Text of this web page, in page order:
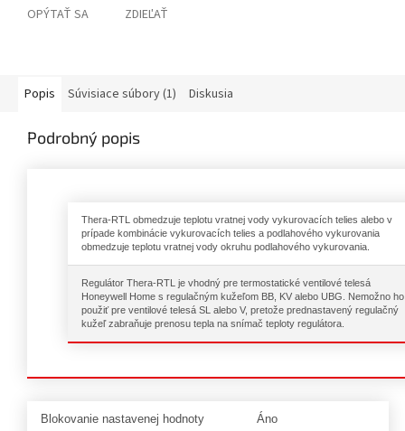
OPÝTAŤ SA ZDIEĽAŤ
Popis Súvisiace súbory (1) Diskusia
Podrobný popis
Thera-RTL obmedzuje teplotu vratnej vody vykurovacích telies alebo v
prípade kombinácie vykurovacích telies a podlahového vykurovania
obmedzuje teplotu vratnej vody okruhu podlahového vykurovania.
Regulátor Thera-RTL je vhodný pre termostatické ventilové telesá
Honeywell Home s regulačným kužeľom BB, KV alebo UBG. Nemožno ho
použiť pre ventilové telesá SL alebo V, pretože prednastavený regulačný
kužeľ zabraňuje prenosu tepla na snímač teploty regulátora.
Blokovanie nastavenej hodnoty Áno